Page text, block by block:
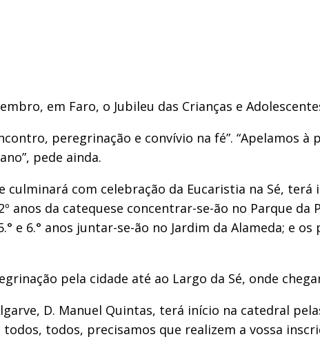
em Faro, o Jubileu das Crianças e
peregrinação e convívio na fé”. “Apelamos
pede ainda.
com celebração da Eucaristia na Sé,
anos da catequese concentrar-se-ão no Parque da
e 6.° anos juntar-se-ão no Jardim da Alameda; e
pela cidade até ao Largo da Sé, onde
D. Manuel Quintas, terá início na catedral
todos, precisamos que realizem a vossa